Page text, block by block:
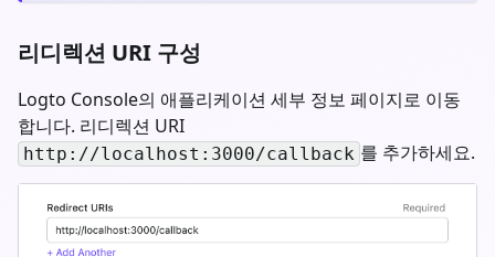
리디렉션 URI 구성
Logto Console의 애플리케이션 세부 정보 페이지로 이동
합니다. 리디렉션 URI
http://localhost:3000/callback 를 추가하세요.